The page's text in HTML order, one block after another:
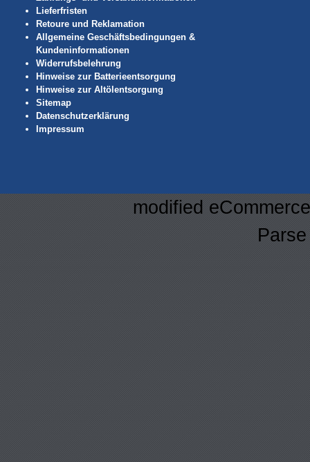
Lieferfristen
Retoure und Reklamation
Allgemeine Geschäftsbedingungen &
Kundeninformationen
Widerrufsbelehrung
Hinweise zur Batterieentsorgung
Hinweise zur Altölentsorgung
Sitemap
Datenschutzerklärung
Impressum
mod ified